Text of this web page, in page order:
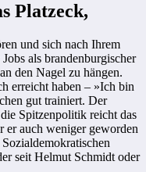
Platzeck,
und sich nach Ihrem
als brandenburgischer
den Nagel zu hängen.
erreicht haben – »Ich bin
gut trainiert. Der
Spitzenpolitik reicht das
er auch weniger geworden
seit Helmut Schmidt oder